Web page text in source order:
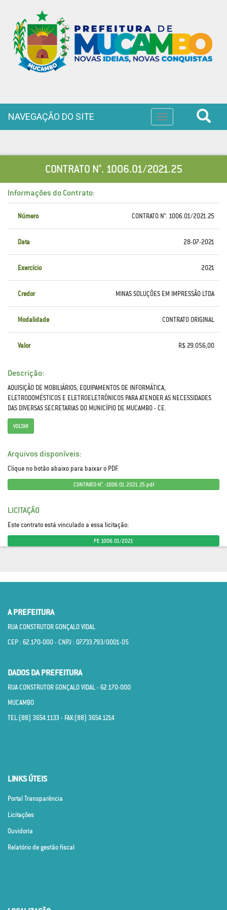
Toggle
navigation
NAVEGAÇÃO DO SITE
CONTRATO N°. 1006.01/2021.25
Informações do Contrato:
Número CONTRATO N°. 1006.01/2021.25
Data 28-07-2021
Exercício 2021
Credor MINAS SOLUÇÕES EM IMPRESSÃO LTDA
Modalidade CONTRATO ORIGINAL
Valor R$ 29.056,00
Descrição:
AQUISIÇÃO DE MOBILIÁRIOS, EQUIPAMENTOS DE INFORMÁTICA,
ELETRODOMÉSTICOS E ELETROELETRÔNICOS PARA ATENDER AS NECESSIDADES
DAS DIVERSAS SECRETARIAS DO MUNICÍPIO DE MUCAMBO - CE.
VOLTAR
Arquivos disponíveis:
Clique no botão abaixo para baixar o PDF.
CONTRATO-N°.-1006.01.2021.25.pdf
LICITAÇÃO
Este contrato está vinculado a essa licitação:
PE 1006.01/2021
A PREFEITURA
RUA CONSTRUTOR GONÇALO VIDAL
CEP : 62.170­-000 - CNPJ : 07.733.793/0001­-05
DADOS DA PREFEITURA
RUA CONSTRUTOR GONÇALO VIDAL - 62.170­-000
MUCAMBO
TEL:(88) 3654.1133 - FAX:(88) 3654.1214
LINKS ÚTEIS
Portal Transparência
Licitações
Ouvidoria
Relatório de gestão fiscal